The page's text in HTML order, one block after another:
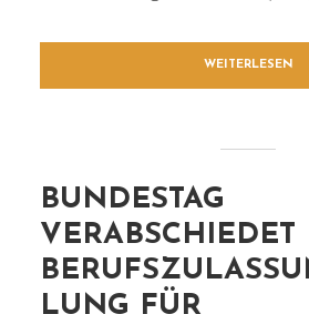
WEITERLESEN
BUNDESTAG
VERABSCHIEDET
LUNG FÜR